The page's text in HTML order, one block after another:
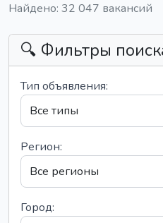
Найдено: 32 047 вакансий
🔍 Фильтры
Тип объявления:
Регион:
Город: